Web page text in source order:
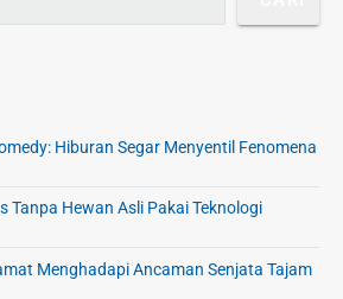
Hiburan Segar Menyentil Fenomena
Tanpa Hewan Asli Pakai Teknologi
Menghadapi Ancaman Senjata Tajam